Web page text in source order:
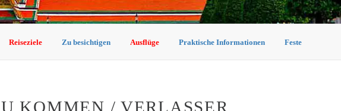
Reiseziele Zu besichtigen Ausflüge Praktische Informationen Feste
KOMMEN / VERLASSER